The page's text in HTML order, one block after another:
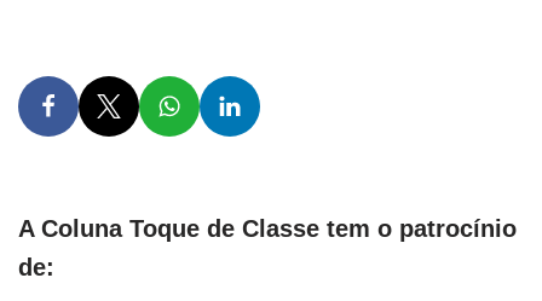
A Coluna Toque de Classe tem o patrocínio
de: